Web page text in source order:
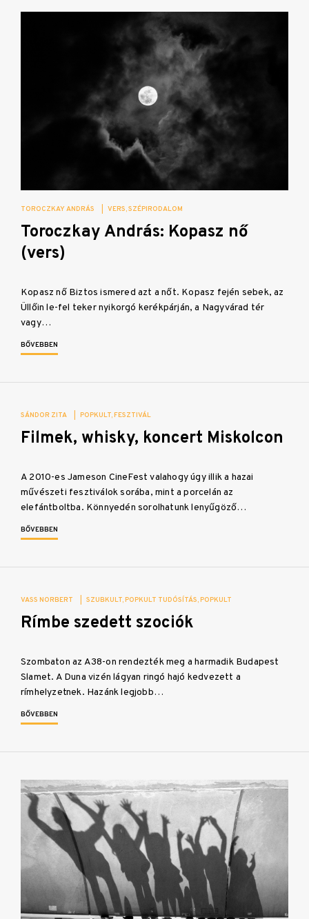
TOROCZKAY ANDRÁS VERS SZÉPIRODALOM
Toroczkay András: Kopasz nő
(vers)
Kopasz nő Biztos ismered azt a nőt. Kopasz fején sebek, az
Üllőin le-fel teker nyikorgó kerékpárján, a Nagyvárad tér
vagy…
BŐVEBBEN
SÁNDOR ZITA POPKULT FESZTIVÁL
Filmek, whisky, koncert Miskolcon
A 2010-es Jameson CineFest valahogy úgy illik a hazai
művészeti fesztiválok sorába, mint a porcelán az
elefántboltba. Könnyedén sorolhatunk lenyűgöző…
BŐVEBBEN
VASS NORBERT SZUBKULT POPKULT TUDÓSÍTÁS POPKULT
Rímbe szedett szociók
Szombaton az A38-on rendezték meg a harmadik Budapest
Slamet. A Duna vizén lágyan ringó hajó kedvezett a
rímhelyzetnek. Hazánk legjobb…
BŐVEBBEN